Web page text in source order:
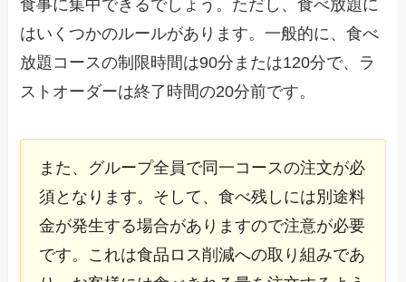
食事に集中できるでしょう。ただし、食べ放題に
はいくつかのルールがあります。一般的に、食べ
放題コースの制限時間は90分または120分で、ラ
ストオーダーは終了時間の20分前です。
また、グループ全員で同一コースの注文が必
須となります。そして、食べ残しには別途料
金が発生する場合がありますので注意が必要
です。これは食品ロス削減への取り組みであ